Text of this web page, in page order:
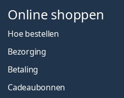
Online shoppen
Hoe bestellen
Bezorging
Betaling
Cadeaubonnen